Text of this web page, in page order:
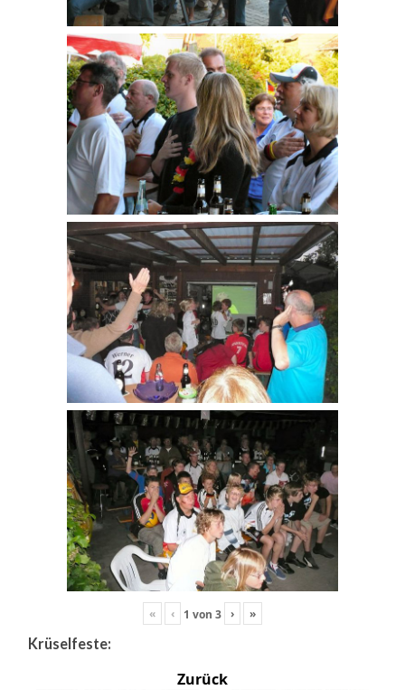
« ‹ 1 von 3 › »
Krüselfeste:
Zurück